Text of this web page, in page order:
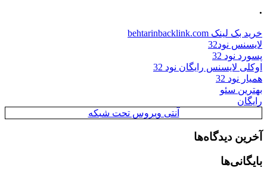
.
خرید بک لینک behtarinbacklink.com
لایسنس نود32
پسورد نود 32
اوکلی لایسنس رایگان نود 32
همیار نود 32
بهترین سئو
رایگان
آنتی ویروس تحت شبکه
آخرین دیدگاه‌ها
بایگانی‌ها